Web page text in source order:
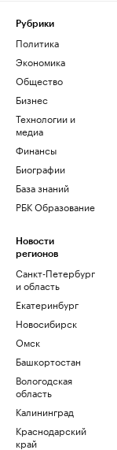
Рубрики
Политика
Экономика
Общество
Бизнес
Технологии и
медиа
Финансы
Биографии
База знаний
РБК Образование
Новости
регионов
Санкт-Петербург
и область
Екатеринбург
Новосибирск
Омск
Башкортостан
Вологодская
область
Калининград
Краснодарский
край